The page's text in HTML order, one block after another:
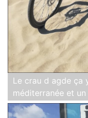
Le crau d agde ça
méditerranée et